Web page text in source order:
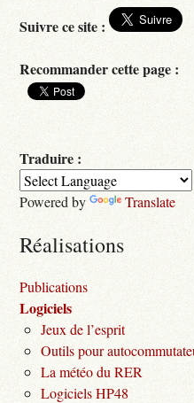
Suivre ce site :
Recommander cette page :
Traduire :
Powered by Translate
Réalisations
Publications
Logiciels
Jeux de l’esprit
Outils pour
La météo du RER
Logiciels HP48